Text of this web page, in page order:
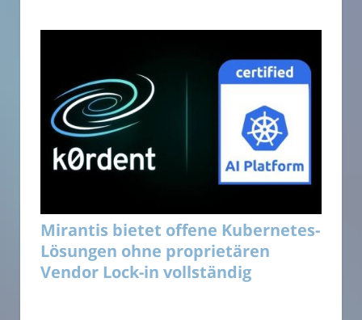
Mirantis bietet offene Kubernetes-
Lösungen ohne proprietären
Vendor Lock-in vollständig